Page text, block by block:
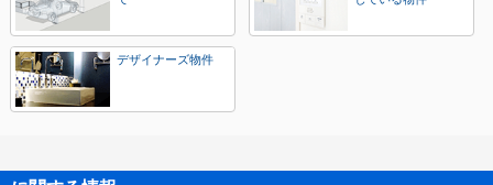
デザイナーズ物件